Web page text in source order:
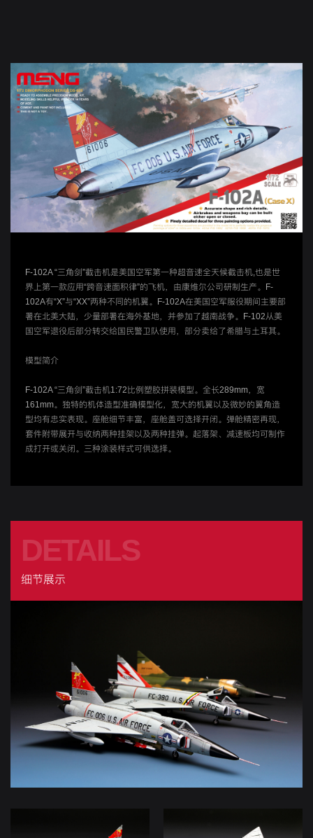
F-102A “三角剑”截击机是美国空军第一种超音速全天候截击机,也是世
界上第一款应用“跨音速面积律”的飞机，由康维尔公司研制生产。F-
102A有“X”与“XX”两种不同的机翼。F-102A在美国空军服役期间主要部
署在北美大陆，少量部署在海外基地，并参加了越南战争。F-102从美
国空军退役后部分转交给国民警卫队使用，部分卖给了希腊与土耳其。
模型简介
F-102A “三角剑”截击机1:72比例塑胶拼装模型。全长289mm，宽
161mm。独特的机体造型准确模型化，宽大的机翼以及微妙的翼角造
型均有忠实表现。座舱细节丰富，座舱盖可选择开闭。弹舱精密再现，
套件附带展开与收纳两种挂架以及两种挂弹。起落架、减速板均可制作
成打开或关闭。三种涂装样式可供选择。
DETAILS
细节展示